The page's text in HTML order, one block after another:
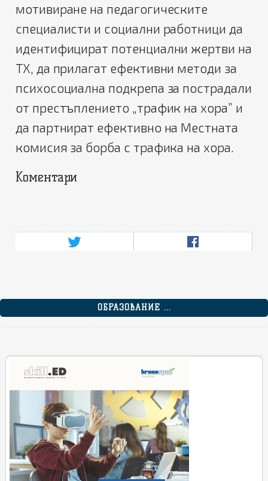
мотивиране на педагогическите
специалисти и социални работници да
идентифицират потенциални жертви на
ТХ, да прилагат ефективни методи за
психосоциална подкрепа за пострадали
от престъплението „трафик на хора” и
да партнират ефективно на Местната
комисия за борба с трафика на хора.
Коментари
ОБРАЗОВАНИЕ ...